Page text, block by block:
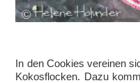
In den Cookies vereinen
Kokosflocken. Dazu